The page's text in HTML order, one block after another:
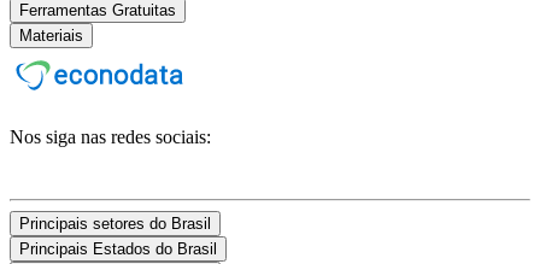
Ferramentas Gratuitas
Materiais
Nos siga nas redes sociais:
Principais setores do Brasil
Principais Estados do Brasil